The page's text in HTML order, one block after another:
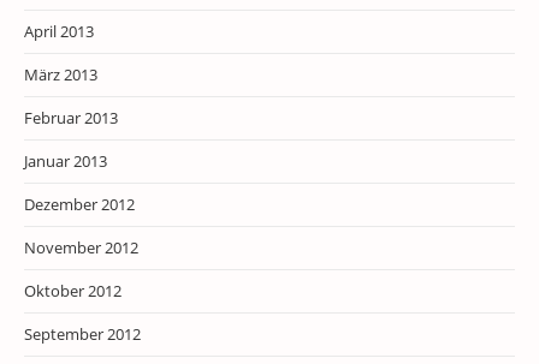
April 2013
März 2013
Februar 2013
Januar 2013
Dezember 2012
November 2012
Oktober 2012
September 2012